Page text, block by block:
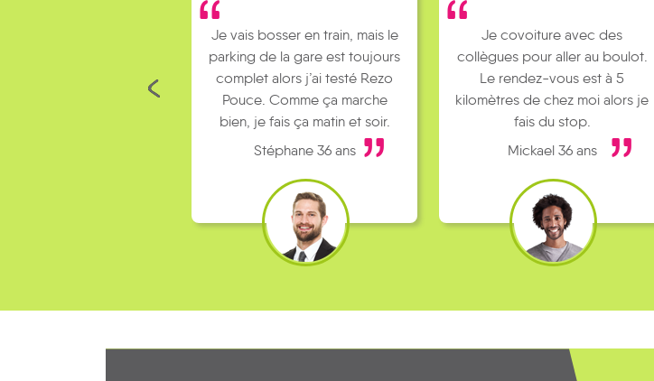
Je vais bosser en train, mais le
parking de la gare est toujours
complet alors j’ai testé Rezo
Pouce. Comme ça marche
bien, je fais ça matin et soir.
Stéphane 36 ans
Je covoiture avec des
collègues pour aller au boulot.
Le rendez-vous est à 5
kilomètres de chez moi alors je
fais du stop.
Mickael 36 ans